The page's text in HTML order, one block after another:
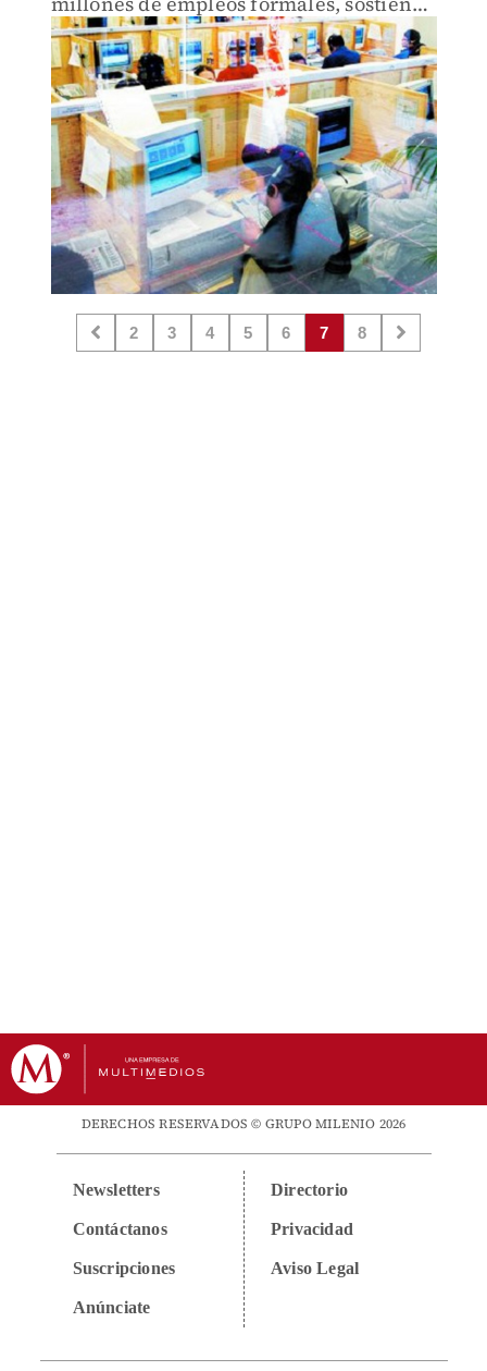
Armando Leñero, presidente del CEEF
2 3 4 5 6 7 8
DERECHOS RESERVADOS © GRUPO MILENIO 2026
Newsletters
Contáctanos
Suscripciones
Anúnciate
Directorio
Privacidad
Aviso Legal